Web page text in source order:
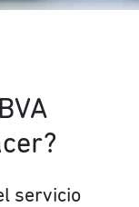
servicio